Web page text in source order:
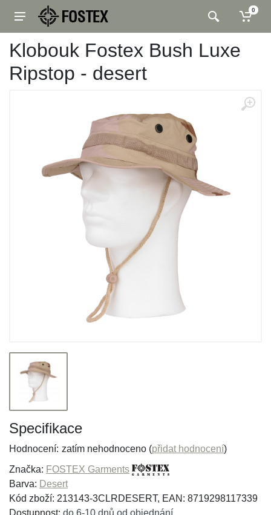
0
Klobouk Fostex Bush Luxe
Ripstop - desert
Specifikace
Hodnocení: zatím nehodnoceno (přidat hodnocení)
Značka: FOSTEX Garments
Barva: Desert
Kód zboží: 213143-3CLRDESERT, EAN: 8719298117339
Dostupnost: do 6-10 dnů od objednání